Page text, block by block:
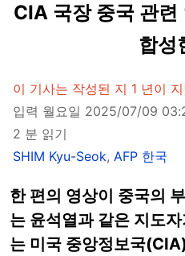
CIA 국장 중국 관련
합성
이 기사는 작성된 지 1 년이
입력 월요일 2025/07/09
2 분 읽기
SHIM Kyu-Seok, AFP 한국
한 편의 영상이 중국의
는 윤석열과 같은 지도
는 미국 중앙정보국